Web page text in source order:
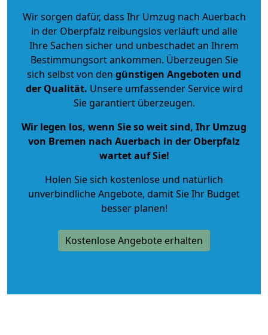
Wir sorgen dafür, dass Ihr Umzug nach Auerbach
in der Oberpfalz reibungslos verläuft und alle
Ihre Sachen sicher und unbeschadet an Ihrem
Bestimmungsort ankommen. Überzeugen Sie
sich selbst von den günstigen Angeboten und
der Qualität. Unsere umfassender Service wird
Sie garantiert überzeugen.
Wir legen los, wenn Sie so weit sind, Ihr Umzug
von Bremen nach Auerbach in der Oberpfalz
wartet auf Sie!
Holen Sie sich kostenlose und natürlich
unverbindliche Angebote, damit Sie Ihr Budget
besser planen!
Kostenlose Angebote erhalten